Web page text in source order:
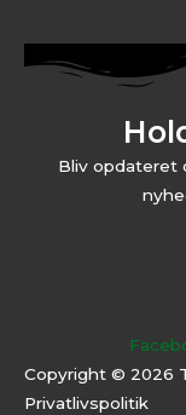
Bliv opdateret
Copyright © 2026
Privatlivspolitik